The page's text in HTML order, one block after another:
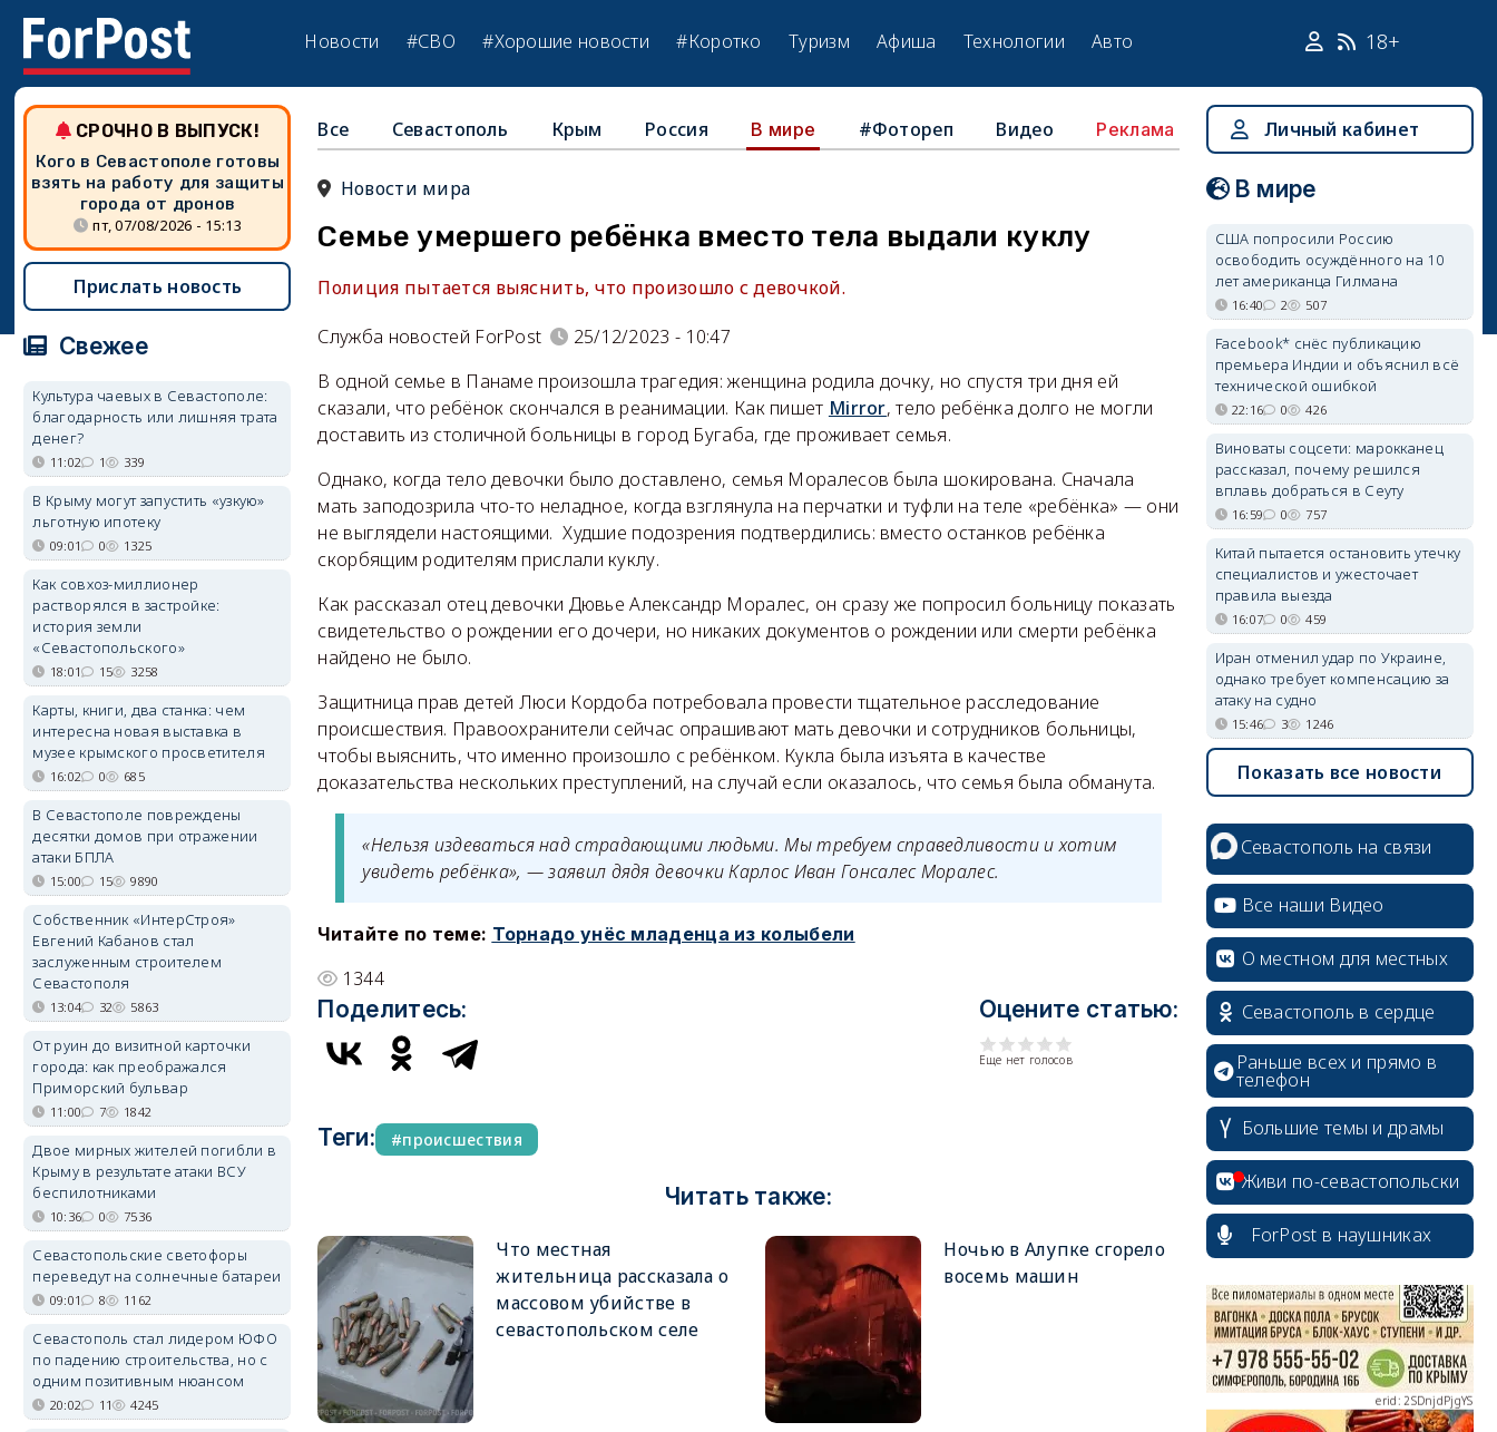
Новости #СВО #Хорошие новости #Коротко Туризм Афиша Технологии Авто 18+
Все Севастополь Крым Россия В мире #Фотореп Видео Реклама
Новости мира
Семье умершего ребёнка вместо тела выдали куклу
Полиция пытается выяснить, что произошло с девочкой.
Служба новостей ForPost
25/12/2023 - 10:47
В одной семье в Панаме произошла трагедия: женщина родила дочку, но спустя три дня ей
сказали, что ребёнок скончался в реанимации. Как пишет Mirror, тело ребёнка долго не могли
доставить из столичной больницы в город Бугаба, где проживает семья.
Однако, когда тело девочки было доставлено, семья Моралесов была шокирована. Сначала
мать заподозрила что-то неладное, когда взглянула на перчатки и туфли на теле «ребёнка» — они
не выглядели настоящими. Худшие подозрения подтвердились: вместо останков ребёнка
скорбящим родителям прислали куклу.
Как рассказал отец девочки Дювье Александр Моралес, он сразу же попросил больницу показать
свидетельство о рождении его дочери, но никаких документов о рождении или смерти ребёнка
найдено не было.
Защитница прав детей Люси Кордоба потребовала провести тщательное расследование
происшествия. Правоохранители сейчас опрашивают мать девочки и сотрудников больницы,
чтобы выяснить, что именно произошло с ребёнком. Кукла была изъята в качестве
доказательства нескольких преступлений, на случай если оказалось, что семья была обманута.
«Нельзя издеваться над страдающими людьми. Мы требуем справедливости и хотим
увидеть ребёнка», — заявил дядя девочки Карлос Иван Гонсалес Моралес.
Читайте по теме: Торнадо унёс младенца из колыбели
1344
Поделитесь: Оцените статью:
Еще нет голосов
Теги: происшествия
Читать также:
Что местная
жительница рассказала о
массовом убийстве в
севастопольском селе
Ночью в Алупке сгорело
восемь машин
СРОЧНО В ВЫПУСК!
Кого в Севастополе готовы
взять на работу для защиты
города от дронов
пт, 07/08/2026 - 15:13
Прислать новость
Свежее
Культура чаевых в Севастополе:
благодарность или лишняя трата
денег?
11:02 1 339
В Крыму могут запустить «узкую»
льготную ипотеку
09:01 0 1325
Как совхоз-миллионер
растворялся в застройке:
история земли
«Севастопольского»
18:01 15 3258
Карты, книги, два станка: чем
интересна новая выставка в
музее крымского просветителя
16:02 0 685
В Севастополе повреждены
десятки домов при отражении
атаки БПЛА
15:00 15 9890
Собственник «ИнтерСтроя»
Евгений Кабанов стал
заслуженным строителем
Севастополя
13:04 32 5863
От руин до визитной карточки
города: как преображался
Приморский бульвар
11:00 7 1842
Двое мирных жителей погибли в
Крыму в результате атаки ВСУ
беспилотниками
10:36 0 7536
Севастопольские светофоры
переведут на солнечные батареи
09:01 8 1162
Севастополь стал лидером ЮФО
по падению строительства, но с
одним позитивным нюансом
20:02 11 4245
Личный кабинет
В мире
США попросили Россию
освободить осуждённого на 10
лет американца Гилмана
16:40 2 507
Facebook* снёс публикацию
премьера Индии и объяснил всё
технической ошибкой
22:16 0 426
Виноваты соцсети: марокканец
рассказал, почему решился
вплавь добраться в Сеуту
16:59 0 757
Китай пытается остановить утечку
специалистов и ужесточает
правила выезда
16:07 0 459
Иран отменил удар по Украине,
однако требует компенсацию за
атаку на судно
15:46 3 1246
Показать все новости
Севастополь на связи
Все наши Видео
О местном для местных
Севастополь в сердце
Раньше всех и прямо в
телефон
Большие темы и драмы
Живи по-севастопольски
ForPost в наушниках
erid: 2SDnjcrDNw6
erid: 2SDnjdPjgYS